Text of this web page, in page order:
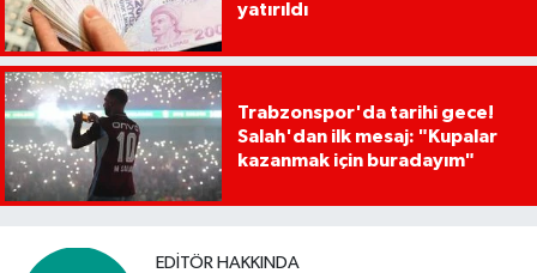
yatırıldı
Trabzonspor'da tarihi gece!
Salah'dan ilk mesaj: "Kupalar
kazanmak için buradayım"
EDITÖR HAKKINDA